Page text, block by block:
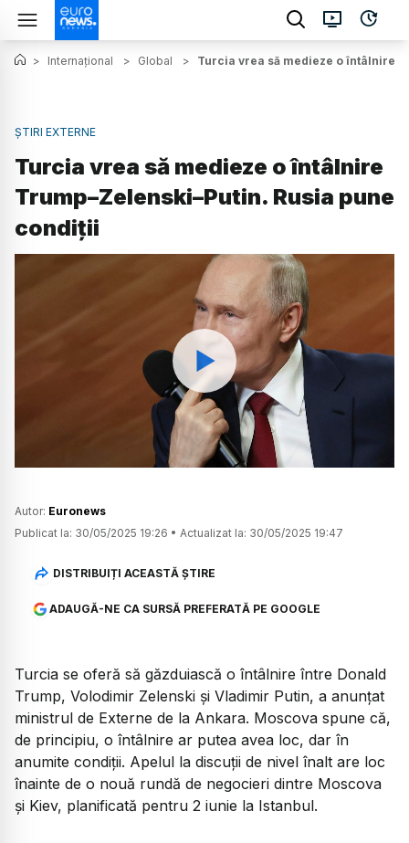
> Internațional > Global > Turcia vrea să medieze o întâlnire
ȘTIRI EXTERNE
Turcia vrea să medieze o întâlnire
Trump–Zelenski–Putin. Rusia pune
condiții
Watch
Autor: Euronews
Publicat la: 30/05/2025 19:26 • Actualizat la: 30/05/2025 19:47
DISTRIBUIȚI ACEASTĂ ȘTIRE
ADAUGĂ-NE CA SURSĂ PREFERATĂ PE GOOGLE
Turcia se oferă să găzduiască o întâlnire între Donald
Trump, Volodimir Zelenski și Vladimir Putin, a anunțat
ministrul de Externe de la Ankara. Moscova spune că,
de principiu, o întâlnire ar putea avea loc, dar în
anumite condiții. Apelul la discuții de nivel înalt are loc
înainte de o nouă rundă de negocieri dintre Moscova
și Kiev, planificată pentru 2 iunie la Istanbul.